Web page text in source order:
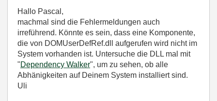
Hallo Pascal,
machmal sind die Fehlermeldungen auch
irreführend. Könnte es sein, dass eine Komponente,
die von DOMUserDefRef.dll aufgerufen wird nicht im
System vorhanden ist. Untersuche die DLL mal mit
"Dependency Walker", um zu sehen, ob alle
Abhänigkeiten auf Deinem System installiert sind.
Uli